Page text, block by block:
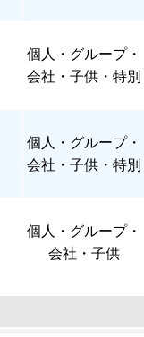
個人
・グループ・
会社・子供・特別
個人
・グループ・
会社・子供・特別
個人
・グループ・
会社・子供